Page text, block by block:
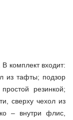
комплект входит:
из тафты; подзор
резинкой;
сверху чехол из
– внутри флис,